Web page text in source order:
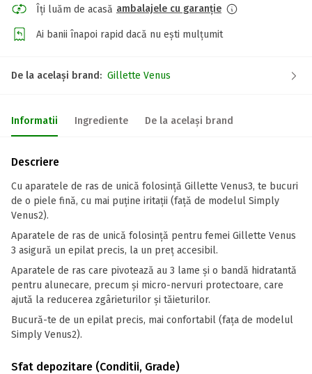
Îți luăm de acasă ambalajele cu garanție
Ai banii înapoi rapid dacă nu ești mulțumit
De la același brand: Gillette Venus
Informatii Ingrediente De la același brand
Descriere
Cu aparatele de ras de unică folosință Gillette Venus3, te bucuri
de o piele fină, cu mai puține iritații (față de modelul Simply
Venus2).
Aparatele de ras de unică folosință pentru femei Gillette Venus
3 asigură un epilat precis, la un preț accesibil.
Aparatele de ras care pivotează au 3 lame și o bandă hidratantă
pentru alunecare, precum și micro-nervuri protectoare, care
ajută la reducerea zgârieturilor și tăieturilor.
Bucură-te de un epilat precis, mai confortabil (fața de modelul
Simply Venus2).
Sfat depozitare (Conditii, Grade)